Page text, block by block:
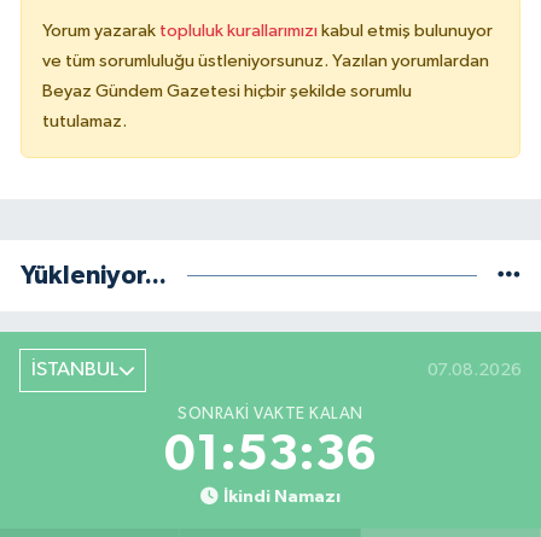
Yorum yazarak topluluk kurallarımızı kabul etmiş bulunuyor
ve tüm sorumluluğu üstleniyorsunuz. Yazılan yorumlardan
Beyaz Gündem Gazetesi hiçbir şekilde sorumlu
tutulamaz.
Yükleniyor...
İSTANBUL 07.08.2026
SONRAKI VAKTE KALAN
01:53:36
İkindi Namazı